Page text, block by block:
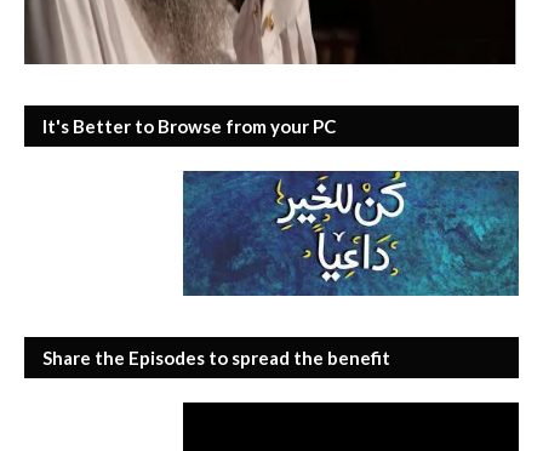
It's Better to Browse from your PC
Share the Episodes to spread the benefit